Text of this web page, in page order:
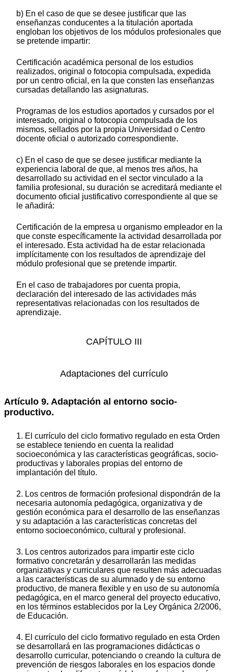
b) En el caso de que se desee justificar que las
enseñanzas conducentes a la titulación aportada
engloban los objetivos de los módulos profesionales que
se pretende impartir:
Certificación académica personal de los estudios
realizados, original o fotocopia compulsada, expedida
por un centro oficial, en la que consten las enseñanzas
cursadas detallando las asignaturas.
Programas de los estudios aportados y cursados por el
interesado, original o fotocopia compulsada de los
mismos, sellados por la propia Universidad o Centro
docente oficial o autorizado correspondiente.
c) En el caso de que se desee justificar mediante la
experiencia laboral de que, al menos tres años, ha
desarrollado su actividad en el sector vinculado a la
familia profesional, su duración se acreditará mediante el
documento oficial justificativo correspondiente al que se
le añadirá:
Certificación de la empresa u organismo empleador en la
que conste específicamente la actividad desarrollada por
el interesado. Esta actividad ha de estar relacionada
implícitamente con los resultados de aprendizaje del
módulo profesional que se pretende impartir.
En el caso de trabajadores por cuenta propia,
declaración del interesado de las actividades más
representativas relacionadas con los resultados de
aprendizaje.
CAPÍTULO III
Adaptaciones del currículo
Artículo 9. Adaptación al entorno socio-
productivo.
1. El currículo del ciclo formativo regulado en esta Orden
se establece teniendo en cuenta la realidad
socioeconómica y las características geográficas, socio-
productivas y laborales propias del entorno de
implantación del título.
2. Los centros de formación profesional dispondrán de la
necesaria autonomía pedagógica, organizativa y de
gestión económica para el desarrollo de las enseñanzas
y su adaptación a las características concretas del
entorno socioeconómico, cultural y profesional.
3. Los centros autorizados para impartir este ciclo
formativo concretarán y desarrollarán las medidas
organizativas y curriculares que resulten más adecuadas
a las características de su alumnado y de su entorno
productivo, de manera flexible y en uso de su autonomía
pedagógica, en el marco general del proyecto educativo,
en los términos establecidos por la Ley Orgánica 2/2006,
de Educación.
4. El currículo del ciclo formativo regulado en esta Orden
se desarrollará en las programaciones didácticas o
desarrollo curricular, potenciando o creando la cultura de
prevención de riesgos laborales en los espacios donde